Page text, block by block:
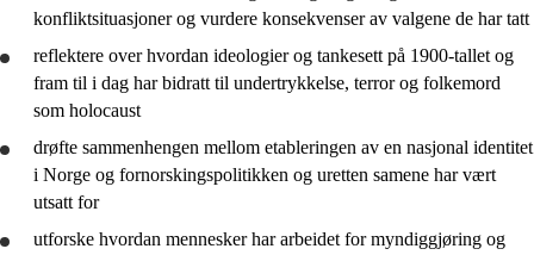
konfliktsituasjoner og vurdere konsekvenser av valgene de har tatt
reflektere over hvordan ideologier og tankesett på 1900-tallet og
fram til i dag har bidratt til undertrykkelse, terror og folkemord
som holocaust
drøfte sammenhengen mellom etableringen av en nasjonal identitet
i Norge og fornorskingspolitikken og uretten samene har vært
utsatt for
utforske hvordan mennesker har arbeidet for myndiggjøring og